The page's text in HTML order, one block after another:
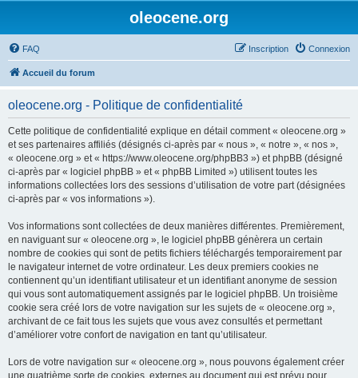
oleocene.org
FAQ Connexion
Inscription
Accueil du forum
oleocene.org - Politique de confidentialité
Cette politique de confidentialité explique en détail comment « oleocene.org »
et ses partenaires affiliés (désignés ci-après par « nous », « notre », « nos »,
« oleocene.org » et « https://www.oleocene.org/phpBB3 ») et phpBB (désigné
ci-après par « logiciel phpBB » et « phpBB Limited ») utilisent toutes les
informations collectées lors des sessions d’utilisation de votre part (désignées
ci-après par « vos informations »).
Vos informations sont collectées de deux manières différentes. Premièrement,
en naviguant sur « oleocene.org », le logiciel phpBB génèrera un certain
nombre de cookies qui sont de petits fichiers téléchargés temporairement par
le navigateur internet de votre ordinateur. Les deux premiers cookies ne
contiennent qu’un identifiant utilisateur et un identifiant anonyme de session
qui vous sont automatiquement assignés par le logiciel phpBB. Un troisième
cookie sera créé lors de votre navigation sur les sujets de « oleocene.org »,
archivant de ce fait tous les sujets que vous avez consultés et permettant
d’améliorer votre confort de navigation en tant qu’utilisateur.
Lors de votre navigation sur « oleocene.org », nous pouvons également créer
une quatrième sorte de cookies, externes au document qui est prévu pour